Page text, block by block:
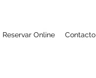
Reservar Online Contacto